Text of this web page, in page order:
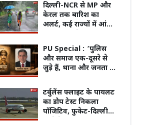
दिल्ली-NCR से MP और
केरल तक बारिश का
अलर्ट, कई राज्यों में आंधी-
चेतावनी
PU Special : ‘पुलिस
और समाज एक-दूसरे से
जुड़े हैं, थाना और जनता के
होगा, अपराध से लड़ना
उतना ही आसान होगा’
टर्बुलेंस फ्लाइट के पायलट
का डोप टेस्ट निकला
पॉजिटिव, फुकेट-दिल्ली